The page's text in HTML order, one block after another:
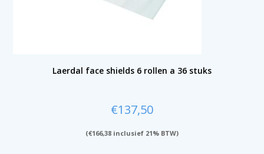
Laerdal face shields 6 rollen a 36 stuks
€137,50
(€166,38 inclusief 21% BTW)